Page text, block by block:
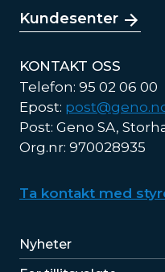
Kundesenter
KONTAKT OSS
Telefon: 95 02 06 00
Epost:
Post: Geno SA,
Org.nr: 970028935
Ta kontakt med
Lenker
Nyheter